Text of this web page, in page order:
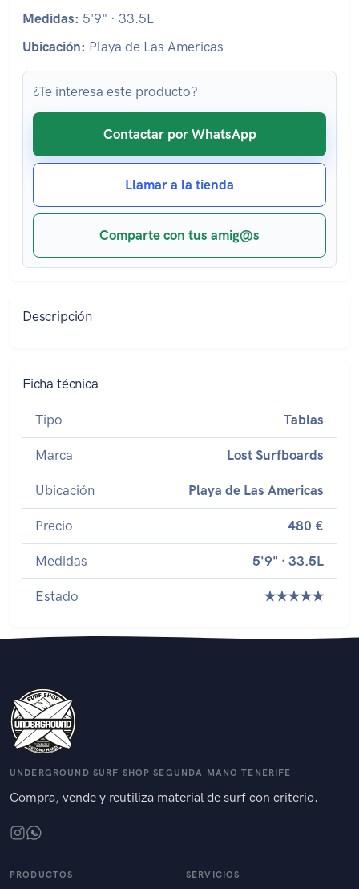
Medidas: 5'9" · 33.5L
Ubicación: Playa de Las Americas
¿Te interesa este producto?
Contactar por WhatsApp
Llamar a la tienda
Comparte con tus amig@s
Descripción
Ficha técnica
Tipo Tablas
Marca Lost Surfboards
Ubicación Playa de Las Americas
Precio 480 €
Medidas 5'9" · 33.5L
Estado ★★★★★
UNDERGROUND SURF SHOP SEGUNDA MANO TENERIFE
Compra, vende y reutiliza material de surf con criterio.
PRODUCTOS SERVICIOS